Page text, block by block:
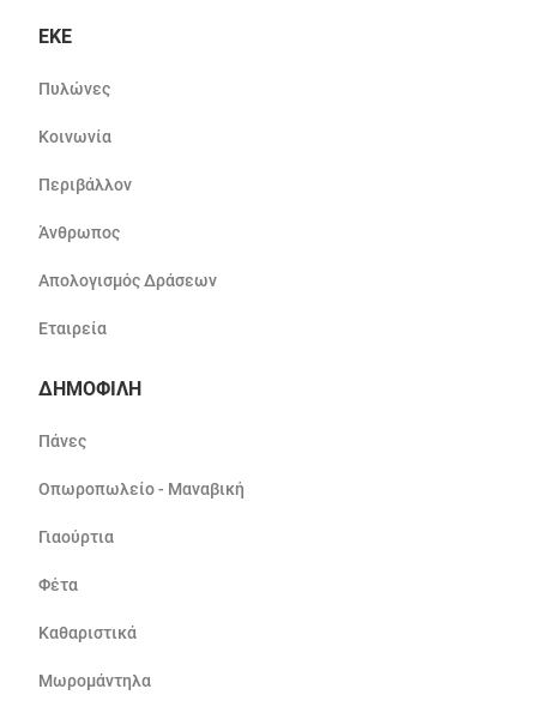
ΕΚΕ
Πυλώνες
Κοινωνία
Περιβάλλον
Άνθρωπος
Απολογισμός Δράσεων
Εταιρεία
ΔΗΜΟΦΙΛΗ
Πάνες
Οπωροπωλείο - Μαναβική
Γιαούρτια
Φέτα
Καθαριστικά
Μωρομάντηλα